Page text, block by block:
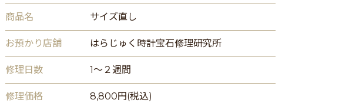
商品名 サイズ直し
お預かり店舗 はらじゅく時計宝石修理研究所
修理日数 1〜２週間
修理価格 8,800円(税込)